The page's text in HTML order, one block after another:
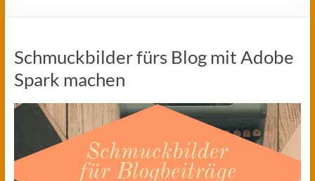
Schmuckbilder fürs Blog mit Adobe
Spark machen